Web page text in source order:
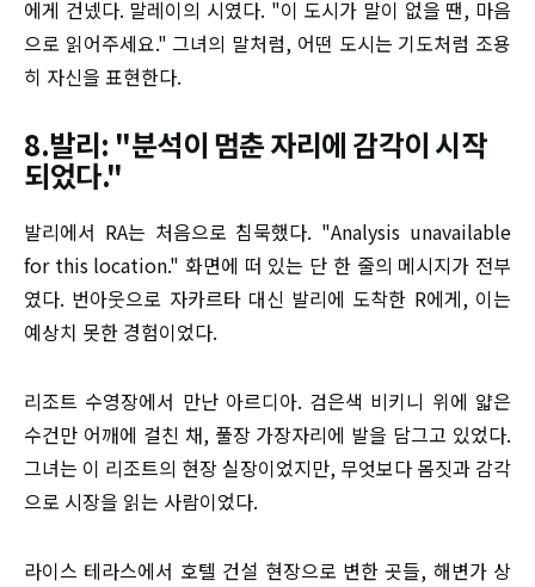
에게 건넸다. 말레이의 시였다. "이 도시가 말이 없을 땐, 마음
으로 읽어주세요." 그녀의 말처럼, 어떤 도시는 기도처럼 조용
히 자신을 표현한다.
8.발리: "분석이 멈춘 자리에 감각이 시작
되었다."
발리에서 RA는 처음으로 침묵했다. "Analysis unavailable
for this location." 화면에 떠 있는 단 한 줄의 메시지가 전부
였다. 번아웃으로 자카르타 대신 발리에 도착한 R에게, 이는
예상치 못한 경험이었다.
리조트 수영장에서 만난 아르디아. 검은색 비키니 위에 얇은
수건만 어깨에 걸친 채, 풀장 가장자리에 발을 담그고 있었다.
그녀는 이 리조트의 현장 실장이었지만, 무엇보다 몸짓과 감각
으로 시장을 읽는 사람이었다.
라이스 테라스에서 호텔 건설 현장으로 변한 곳들, 해변가 상